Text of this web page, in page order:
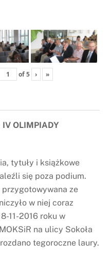
of5 › »
OLIMPIADY
tytuły i książkowe
się poza podium.
ze
w niej coraz
11-2016 roku w
na ulicy Sokoła
tegoroczne laury.